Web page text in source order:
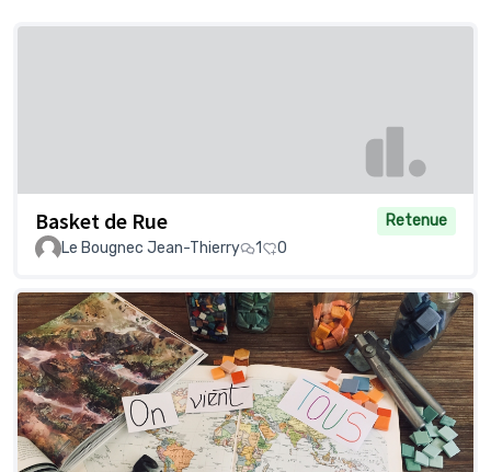
Basket de Rue
Retenue
Le Bougnec Jean-Thierry
1 0